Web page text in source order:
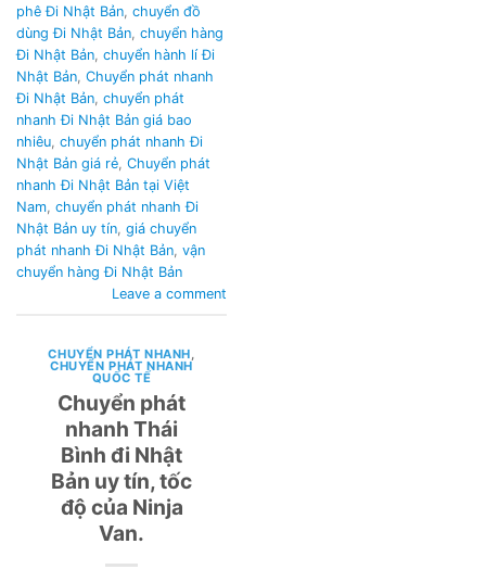
phê Đi Nhật Bản, chuyển đồ
dùng Đi Nhật Bản, chuyển hàng
Đi Nhật Bản, chuyển hành lí Đi
Nhật Bản, Chuyển phát nhanh
Đi Nhật Bản, chuyển phát
nhanh Đi Nhật Bản giá bao
nhiêu, chuyển phát nhanh Đi
Nhật Bản giá rẻ, Chuyển phát
nhanh Đi Nhật Bản tại Việt
Nam, chuyển phát nhanh Đi
Nhật Bản uy tín, giá chuyển
phát nhanh Đi Nhật Bản, vận
chuyển hàng Đi Nhật Bản
Leave a comment
CHUYỂN PHÁT NHANH,
CHUYỂN PHÁT NHANH
QUỐC TẾ
Chuyển phát
nhanh Thái
Bình đi Nhật
Bản uy tín, tốc
độ của Ninja
Van.